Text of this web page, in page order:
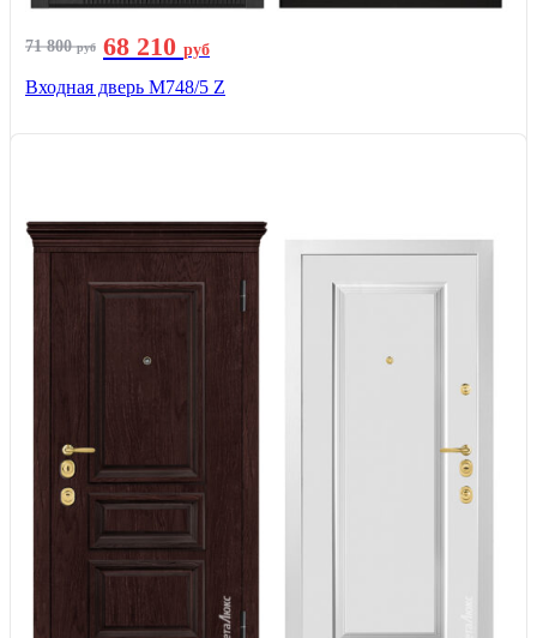
71 800руб 68 210 руб
Входная дверь М748/5 Z